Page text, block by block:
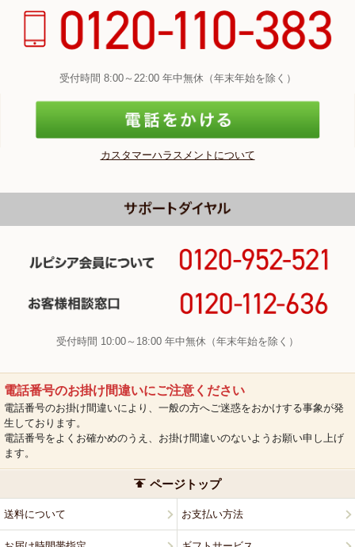
受付時間 8:00～22:00 年中無休（年末年始を除く）
カスタマーハラスメントについて
受付時間 10:00～18:00 年中無休（年末年始を除く）
電話番号のお掛け間違いにご注意ください
電話番号のお掛け間違いにより、一般の方へご迷惑をおかけする事象が発
生しております。
電話番号をよくお確かめのうえ、お掛け間違いのないようお願い申し上げ
ます。
ページトップ
送料について お支払い方法